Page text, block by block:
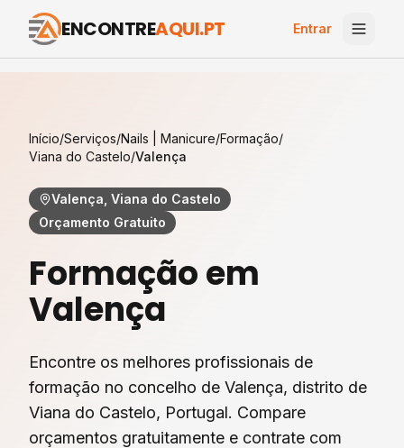
ENCONTREAQUI.PT Entrar
Início/Serviços/Nails | Manicure/Formação/
Viana do Castelo/Valença
Valença, Viana do Castelo
Orçamento Gratuito
Formaçãoem
Valença
Encontre os melhores profissionais de
formação no concelho de Valença, distrito de
Viana do Castelo, Portugal. Compare
orçamentos gratuitamente e contrate com